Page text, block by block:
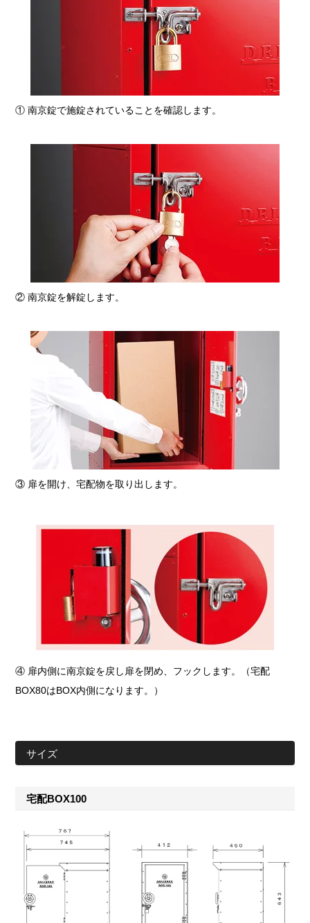
① 南京錠で施錠されていることを確認します。
② 南京錠を解錠します。
③ 扉を開け、宅配物を取り出します。
④ 扉内側に南京錠を戻し扉を閉め、フックします。（宅配
BOX80はBOX内側になります。）
サイズ
宅配BOX100